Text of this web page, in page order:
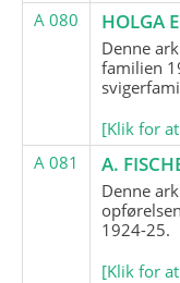
A 080
HOLGA
Denne
familien
[Klik for
A 081
A.
Denne
1924-25.
[Klik for